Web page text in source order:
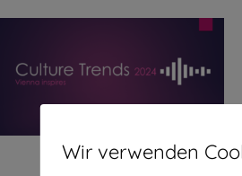
Wir verwenden